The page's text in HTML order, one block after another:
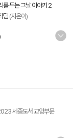
를 무는 그날 이야기 2
팀 (지은이)
세종도서 교양부문